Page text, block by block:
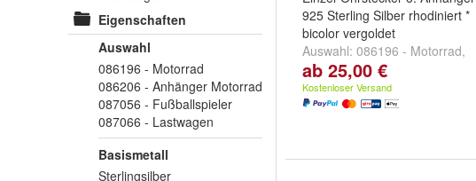
Eigenschaften
Auswahl
086196 - Motorrad
086206 - Anhänger Motorrad
087056 - Fußballspieler
087066 - Lastwagen
Basismetall
Sterlingsilber
925 Sterling Silber rhodiniert *
bicolor vergoldet
Auswahl: 086196 - Motorrad,
087056 - Fußballspieler
087066 - Lastwagen
ab 25,00 €
Kostenloser Versand